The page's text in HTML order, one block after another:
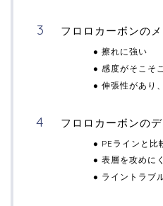
フロロカーボンの
擦れに強い
感度がそこそ
伸張性があり
フロロカーボンの
PEラインと比
表層を攻めに
ライントラブ